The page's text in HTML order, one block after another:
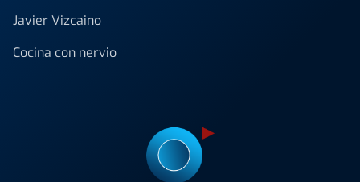
Javier Vizcaino
Cocina con nervio